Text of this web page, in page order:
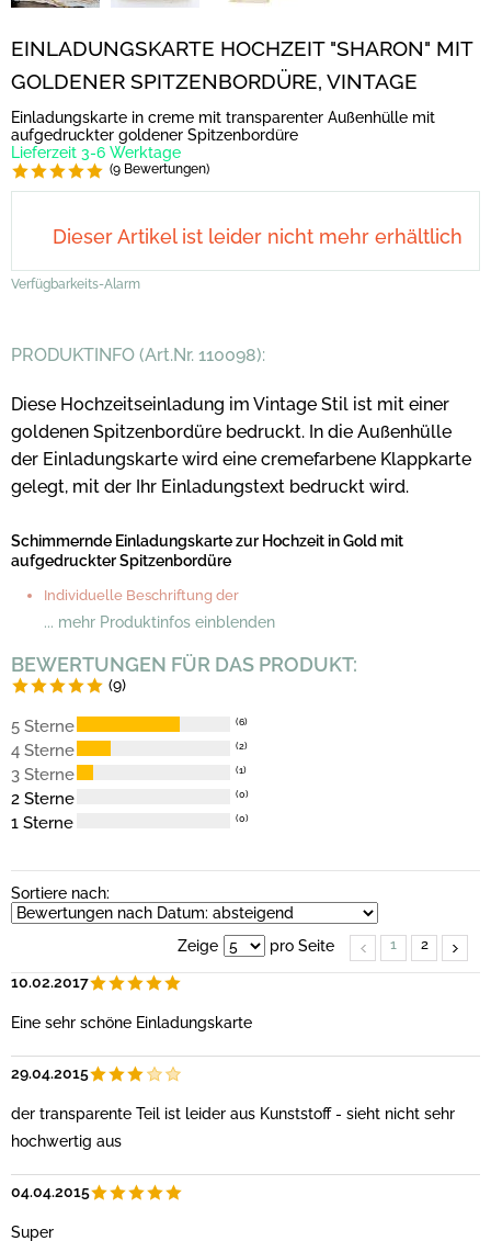
EINLADUNGSKARTE HOCHZEIT "SHARON" MIT
GOLDENER SPITZENBORDÜRE, VINTAGE
Einladungskarte in creme mit transparenter Außenhülle mit
aufgedruckter goldener Spitzenbordüre
Lieferzeit 3-6 Werktage
(9 Bewertungen)
Dieser Artikel ist leider nicht mehr erhältlich
Verfügbarkeits-Alarm
PRODUKTINFO (Art.Nr. 110098):
Diese Hochzeitseinladung im Vintage Stil ist mit einer
goldenen Spitzenbordüre bedruckt. In die Außenhülle
der Einladungskarte wird eine cremefarbene Klappkarte
gelegt, mit der Ihr Einladungstext bedruckt wird.
Schimmernde Einladungskarte zur Hochzeit in Gold mit
aufgedruckter Spitzenbordüre
Individuelle Beschriftung der
... mehr Produktinfos einblenden
BEWERTUNGEN FÜR DAS PRODUKT:
(9)
5 Sterne (6)
4 Sterne (2)
3 Sterne (1)
2 Sterne (0)
1 Sterne (0)
Sortiere nach:
Zeige pro Seite 1 2
10.02.2017
Eine sehr schöne Einladungskarte
29.04.2015
der transparente Teil ist leider aus Kunststoff - sieht nicht sehr
hochwertig aus
04.04.2015
Super